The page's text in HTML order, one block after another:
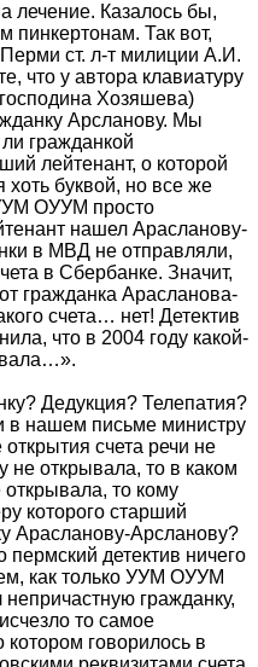
лечение. Казалось бы,
пинкертонам. Так вот,
ст. л-т милиции А.И.
что у автора клавиатуру
Хозяшева)
Арсланову. Мы
гражданкой
лейтенант, о которой
хоть буквой, но все же
ОУУМ просто
нашел Арасланову-
в МВД не отправляли,
в Сбербанке. Значит,
гражданка Арасланова-
счета… нет! Детектив
что в 2004 году какой-
Дедукция? Телепатия?
в нашем письме министру
открытия счета речи не
не открывала, то в каком
то кому
которого старший
Арасланову-Арсланову?
детектив ничего
как только УУМ ОУУМ
гражданку,
то самое
говорилось в